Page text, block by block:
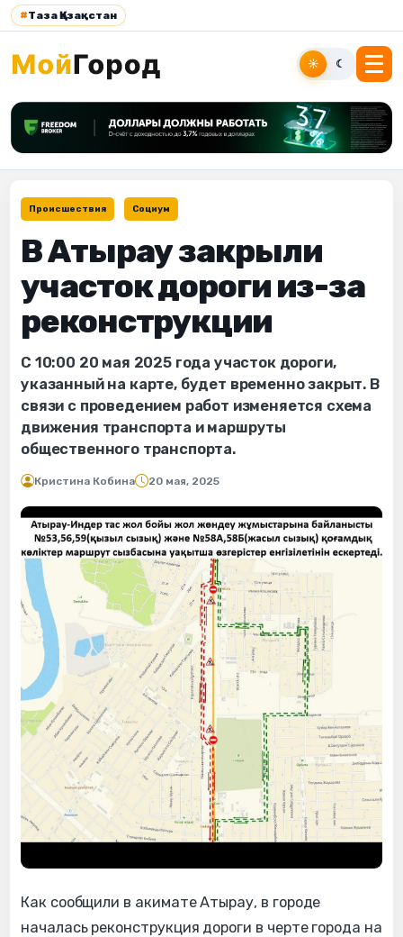
#Таза Қазақстан
☀ ☾
Происшествия Социум
В Атырау закрыли
участок дороги из-за
реконструкции
С 10:00 20 мая 2025 года участок дороги,
указанный на карте, будет временно закрыт. В
связи с проведением работ изменяется схема
движения транспорта и маршруты
общественного транспорта.
Кристина Кобина 20 мая, 2025
Как сообщили в акимате Атырау, в городе
началась реконструкция дороги в черте города на